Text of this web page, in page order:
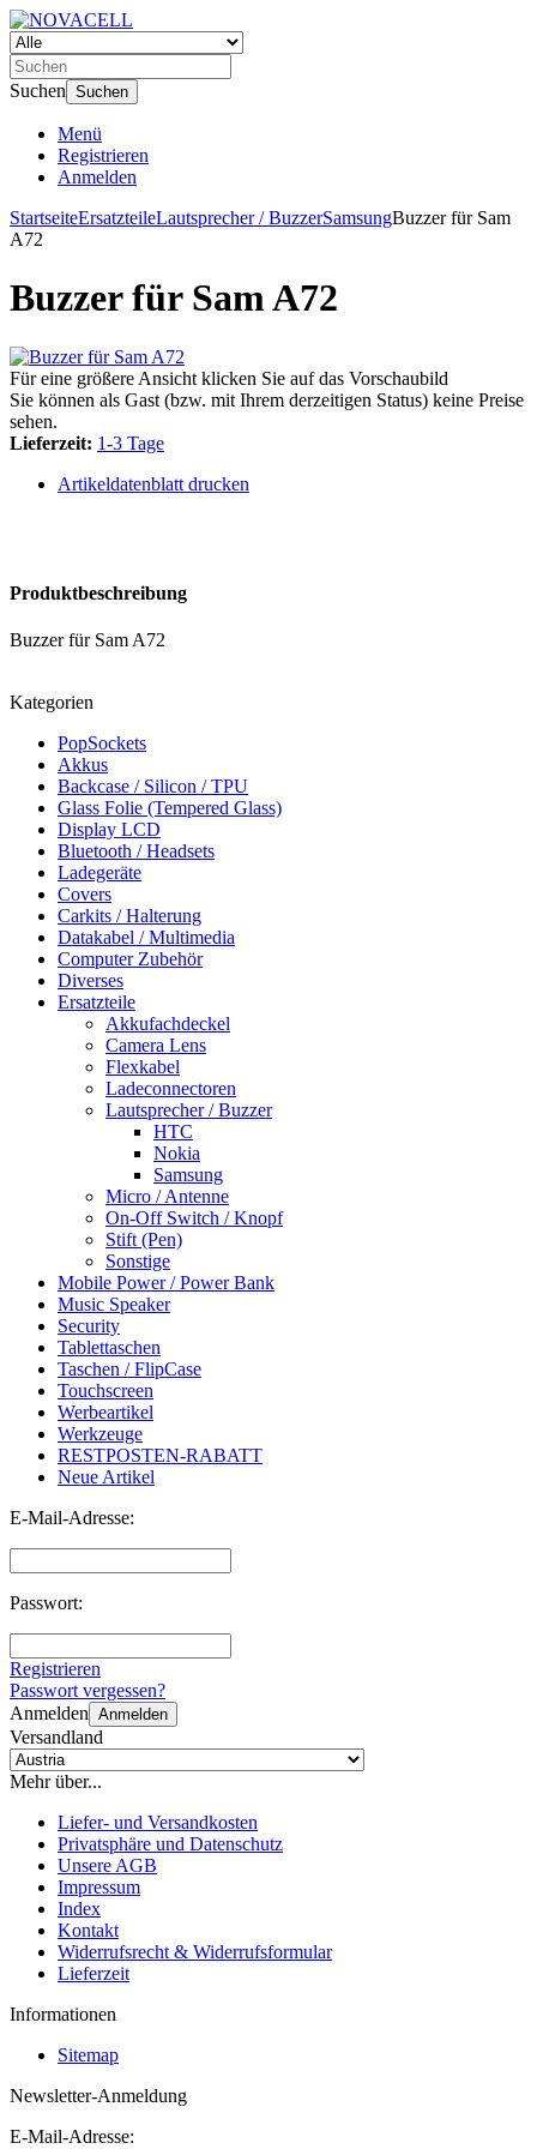
Suchen Suchen
Menü
Registrieren
Anmelden
StartseiteErsatzteileLautsprecher / BuzzerSamsungBuzzer für Sam
A72
Buzzer für Sam A72
Für eine größere Ansicht klicken Sie auf das Vorschaubild
Sie können als Gast (bzw. mit Ihrem derzeitigen Status) keine Preise
sehen.
Lieferzeit: 1-3 Tage
Artikeldatenblatt drucken
Produktbeschreibung
Buzzer für Sam A72
Kategorien
PopSockets
Akkus
Backcase / Silicon / TPU
Glass Folie (Tempered Glass)
Display LCD
Bluetooth / Headsets
Ladegeräte
Covers
Carkits / Halterung
Datakabel / Multimedia
Computer Zubehör
Diverses
Ersatzteile
Akkufachdeckel
Camera Lens
Flexkabel
Ladeconnectoren
Lautsprecher / Buzzer
HTC
Nokia
Samsung
Micro / Antenne
On-Off Switch / Knopf
Stift (Pen)
Sonstige
Mobile Power / Power Bank
Music Speaker
Security
Tablettaschen
Taschen / FlipCase
Touchscreen
Werbeartikel
Werkzeuge
RESTPOSTEN-RABATT
Neue Artikel
E-Mail-Adresse:
Passwort:
Registrieren
Passwort vergessen?
Anmelden Anmelden
Versandland
Mehr über...
Liefer- und Versandkosten
Privatsphäre und Datenschutz
Unsere AGB
Impressum
Index
Kontakt
Widerrufsrecht & Widerrufsformular
Lieferzeit
Informationen
Sitemap
Newsletter-Anmeldung
E-Mail-Adresse: